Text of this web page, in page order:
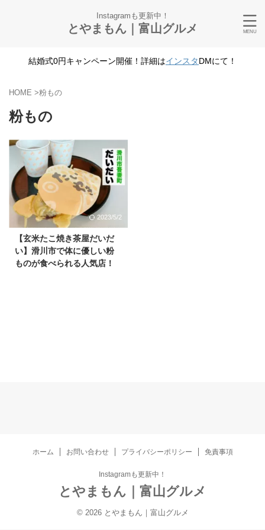
Instagramも更新中！
とやまもん｜富山グルメ
結婚式0円キャンペーン開催！詳細はインスタDMにて！
HOME >粉もの
粉もの
2023/5/2
【玄米たこ焼き茶屋だいだ
い】滑川市で体に優しい粉
ものが食べられる人気店！
ホーム お問い合わせ プライバシーポリシー 免責事項
Instagramも更新中！
とやまもん｜富山グルメ
© 2026 とやまもん｜富山グルメ